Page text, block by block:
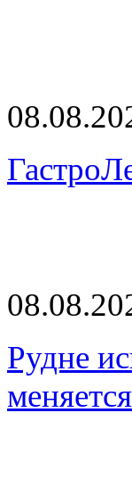
Рудне